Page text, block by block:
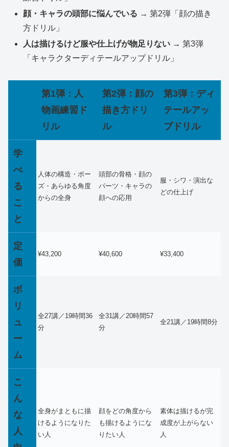
顔・キャラの頭部に悩んでいる → 第2弾「顔の描き
方ドリル」
人は描けるけど服や仕上げが物足りない → 第3弾
「キャラクターディテールアップドリル」
第1弾：人
物画練習ド
リル
第2弾：顔の
描き方ドリ
ル
第3弾：ディ
テールアッ
プドリル
学
べ
る
こ
と
人体の構造・ポー
ズ・あらゆる角度
からの全身
頭部の骨格・顔の
パーツ・キャラの
顔への応用
服・シワ・演出な
どの仕上げ
定
価
¥43,200 ¥40,600 ¥33,400
ボ
リ
ュ
ー
ム
全27講／19時間36
分
全31講／20時間57
分
全21講／19時間8分
こ
ん
な
人
全身がまともに描
けるようになりた
い人
顔をどの角度から
も描けるようにな
りたい人
素体は描けるが完
成度が上がらない
人